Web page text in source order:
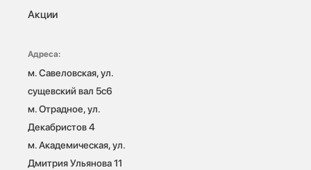
Акции
Адреса:
м. Савеловская, ул.
сущевский вал 5с6
м. Отрадное, ул.
Декабристов 4
м. Академическая, ул.
Дмитрия Ульянова 11